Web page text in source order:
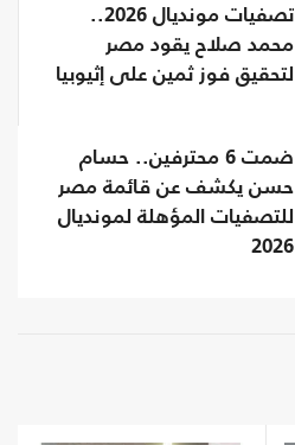
تصفيات مونديال 2026..
محمد صلاح يقود مصر
لتحقيق فوز ثمين على إثيوبيا
ضمت 6 محترفين.. حسام
حسن يكشف عن قائمة مصر
للتصفيات المؤهلة لمونديال
2026